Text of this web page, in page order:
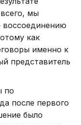
мы
воссоединению
как
именно к
представитель
по
после первого
было